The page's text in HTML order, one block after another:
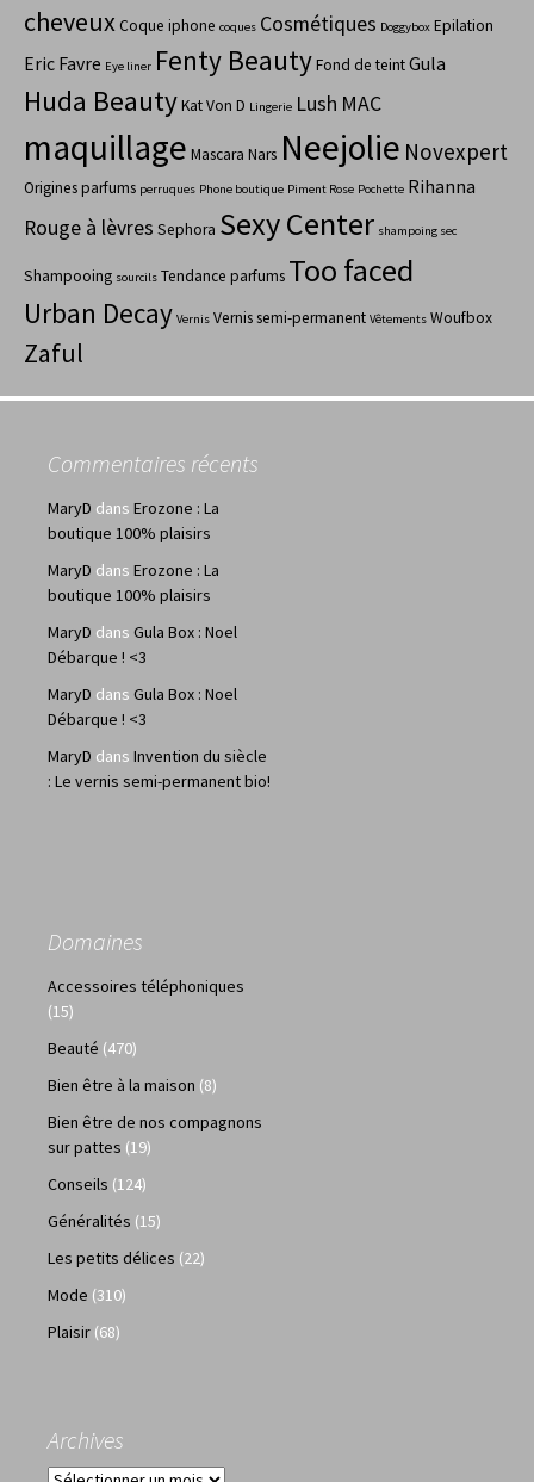
cheveuxCoque iphone coques Cosmétiques Doggybox Epilation
Eric Favre Eye liner Fenty BeautyFond de teintGula
Huda BeautyKat Von D Lingerie Lush MAC
maquillage Mascara Nars Neejolie Novexpert
Origines parfums perruques Phone boutique Piment Rose Pochette Rihanna
Rouge à lèvres Sephora Sexy Center shampoing sec
Shampooing sourcils Tendance parfums Too faced
Urban Decay Vernis Vernis semi-permanent Vêtements Woufbox
Zaful
Commentaires récents
MaryD dans Erozone : La
boutique 100% plaisirs
MaryD dans Erozone : La
boutique 100% plaisirs
MaryD dans Gula Box : Noel
Débarque ! <3
MaryD dans Gula Box : Noel
Débarque ! <3
MaryD dans Invention du siècle
: Le vernis semi-permanent bio!
Domaines
Accessoires téléphoniques
(15)
Beauté (470)
Bien être à la maison (8)
Bien être de nos compagnons
sur pattes (19)
Conseils (124)
Généralités (15)
Les petits délices (22)
Mode (310)
Plaisir (68)
Archives
Archives